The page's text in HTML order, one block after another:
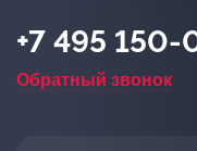
+7 495 150-
Обратный звонок